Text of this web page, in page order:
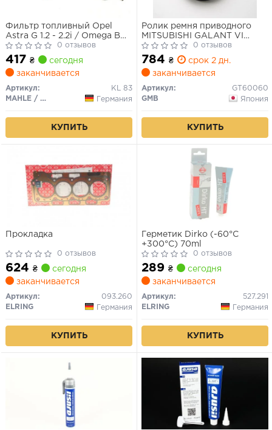
Фильтр топливный Opel
Astra G 1.2 - 2.2i / Omega B
2.0 - 3.2i / Chevrolet Niva 1.7
02- / Lada 110 / Kalina 1.6
0 отзывов
417 ₴
сегодня
заканчивается
Артикул:
KL 83
MAHLE / KNECHT
Германия
КУПИТЬ
Ролик ремня приводного
MITSUBISHI GALANT VI
2.0.2.4 GDI -04/SPACE
WAGON 2.4GDI 00-
0 отзывов
784 ₴
срок 2 дн.
заканчивается
Артикул:
GT60060
GMB
Япония
КУПИТЬ
Прокладка
0 отзывов
624 ₴
сегодня
заканчивается
Артикул:
093.260
ELRING
Германия
КУПИТЬ
Герметик Dirko (-60°C
+300°C) 70ml
0 отзывов
289 ₴
сегодня
заканчивается
Артикул:
527.291
ELRING
Германия
КУПИТЬ